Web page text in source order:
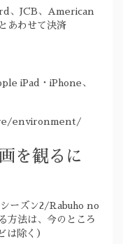
、JCB、American
あわせて決済
iPad・iPhone、
environment/
を観るに
ーズン2/Rabuho no
方法は、今のところ
は除く）